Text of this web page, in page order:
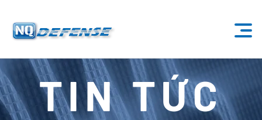
Trang Chủ
Sản Phẩm
TIN TỨC